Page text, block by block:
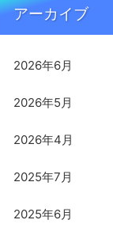
アーカイブ
2026年6月
2026年5月
2026年4月
2025年7月
2025年6月